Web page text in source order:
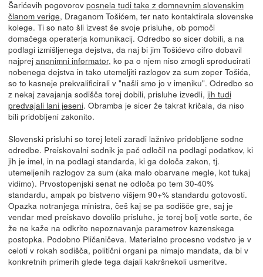
Šarićevih pogovorov posnela tudi take z domnevnim slovenskim
članom verige, Draganom Tošićem, ter nato kontaktirala slovenske
kolege. Ti so nato šli izvest še svoje prisluhe, ob pomoči
domačega operaterja komunikacij. Odredbo so sicer dobili, a na
podlagi izmišljenega dejstva, da naj bi jim Tošićevo cifro dobavil
najprej anonimni informator, ko pa o njem niso zmogli sproducirati
nobenega dejstva in tako utemeljiti razlogov za sum zoper Tošića,
so to kasneje prekvalificirali v "našli smo jo v imeniku". Odredbo so
z nekaj zavajanja sodišča torej dobili, prisluhe izvedli, jih tudi
predvajali lani jeseni. Obramba je sicer že takrat kričala, da niso
bili pridobljeni zakonito.
Slovenski prisluhi so torej leteli zaradi lažnivo pridobljene sodne
odredbe. Preiskovalni sodnik je pač odločil na podlagi podatkov, ki
jih je imel, in na podlagi standarda, ki ga določa zakon, tj.
utemeljenih razlogov za sum (aka malo obarvane megle, kot tukaj
vidimo). Prvostopenjski senat ne odloča po tem 30-40%
standardu, ampak po bistveno višjem 90+% standardu gotovosti.
Opazka notranjega ministra, češ kaj se pa sodišče gre, saj je
vendar med preiskavo dovolilo prisluhe, je torej bolj votle sorte, če
že ne kaže na odkrito nepoznavanje parametrov kazenskega
postopka. Podobno Pličaničeva. Materialno procesno vodstvo je v
celoti v rokah sodišča, politični organi pa nimajo mandata, da bi v
konkretnih primerih glede tega dajali kakršnekoli usmeritve.